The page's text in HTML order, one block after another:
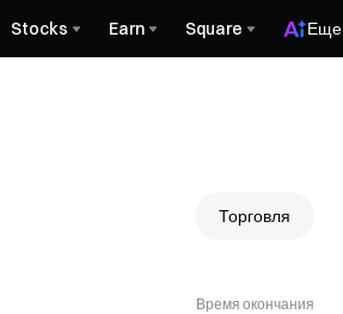
Stocks Earn Square Еще
Торговля
Время окончания